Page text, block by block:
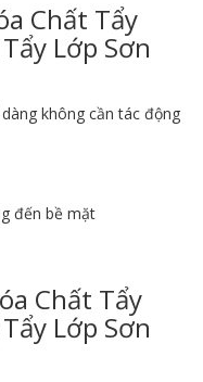
Chất Tẩy
Lớp Sơn
không cần tác động
đến bề mặt
Chất Tẩy
Lớp Sơn